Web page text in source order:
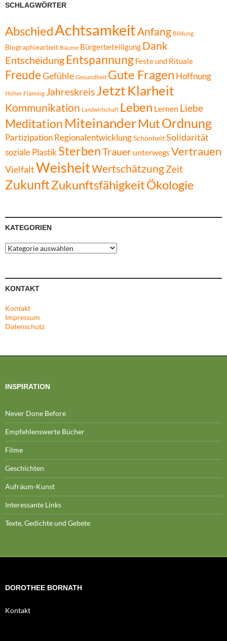
SCHLAGWÖRTER
AbschiedAchtsamkeitAnfang Bildung
Biographiearbeit Bäume Bürgerbeteiligung Dank
Entscheidung Entspannung Feste und Rituale
FreudeGefühle Gesundheit Gute Fragen Hoffnung
Hoher Fläming JahreskreisJetzt Klarheit
Kommunikation Landwirtschaft Leben Lernen Liebe
Meditation MiteinanderMutOrdnung
Partizipation RegionalentwicklungSchönheitSolidarität
soziale Plastik SterbenTrauer unterwegsVertrauen
VielfaltWeisheitWertschätzungZeit
ZukunftZukunftsfähigkeitÖkologie
KATEGORIEN
Kategorien
KONTAKT
Kontakt
Impressum
Datenschutz
INSPIRATION
Never Done Before
Empfehlenswerte Bücher
Filme
Geschichten
Aufräum-Kunst
Interessante Links
Texte, Gedichte und Gebete
DOROTHEE BORNATH
Kontakt